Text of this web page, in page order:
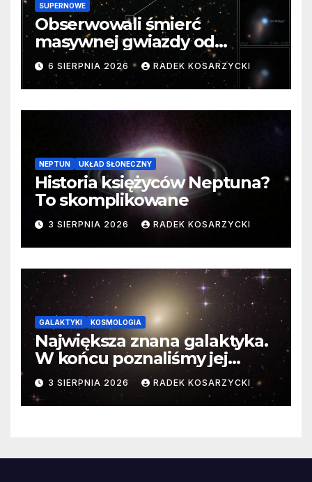
SUPERNOWE
Obserwowali śmierć
masywnej gwiazdy od
samego początku. Niezwykle
cenne dane
6 SIERPNIA 2026 RADEK KOSARZYCKI
NEPTUN UKŁAD SŁONECZNY
Historia księżyców Neptuna?
To skomplikowane
3 SIERPNIA 2026 RADEK KOSARZYCKI
GALAKTYKI KOSMOLOGIA
Największa znana galaktyka.
W końcu poznaliśmy jej
faktyczne wymiary
3 SIERPNIA 2026 RADEK KOSARZYCKI